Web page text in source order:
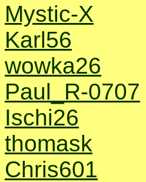
Mystic-X
Karl56
wowka26
Paul_R-0707
Ischi26
thomask
Chris601